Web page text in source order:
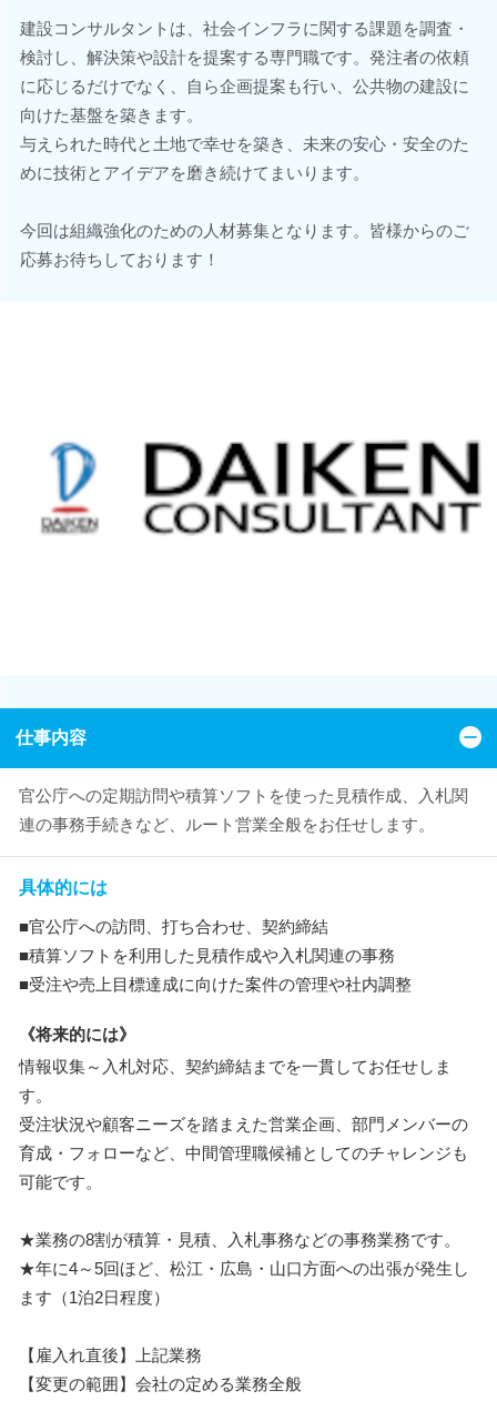
建設コンサルタントは、社会インフラに関する課題を調査・
検討し、解決策や設計を提案する専門職です。発注者の依頼
に応じるだけでなく、自ら企画提案も行い、公共物の建設に
向けた基盤を築きます。
与えられた時代と土地で幸せを築き、未来の安心・安全のた
めに技術とアイデアを磨き続けてまいります。
今回は組織強化のための人材募集となります。皆様からのご
応募お待ちしております！
仕事内容
官公庁への定期訪問や積算ソフトを使った見積作成、入札関
連の事務手続きなど、ルート営業全般をお任せします。
具体的には
■官公庁への訪問、打ち合わせ、契約締結
■積算ソフトを利用した見積作成や入札関連の事務
■受注や売上目標達成に向けた案件の管理や社内調整
《将来的には》
情報収集～入札対応、契約締結までを一貫してお任せしま
す。
受注状況や顧客ニーズを踏まえた営業企画、部門メンバーの
育成・フォローなど、中間管理職候補としてのチャレンジも
可能です。
★業務の8割が積算・見積、入札事務などの事務業務です。
★年に4～5回ほど、松江・広島・山口方面への出張が発生し
ます（1泊2日程度）
【雇入れ直後】上記業務
【変更の範囲】会社の定める業務全般